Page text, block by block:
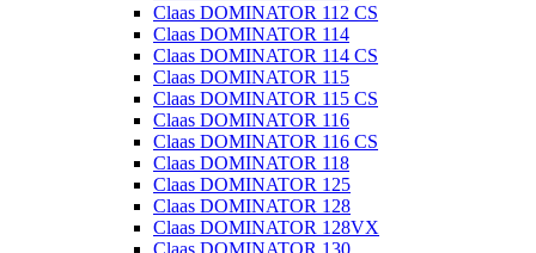
Claas DOMINATOR 112 CS
Claas DOMINATOR 114
Claas DOMINATOR 114 CS
Claas DOMINATOR 115
Claas DOMINATOR 115 CS
Claas DOMINATOR 116
Claas DOMINATOR 116 CS
Claas DOMINATOR 118
Claas DOMINATOR 125
Claas DOMINATOR 128
Claas DOMINATOR 128VX
Claas DOMINATOR 130